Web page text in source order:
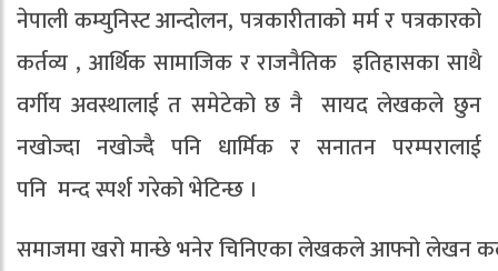
नेपाली कम्युनिस्ट आन्दोलन, पत्रकारीताको मर्म र पत्रकारको
कर्तव्य , आर्थिक सामाजिक र राजनैतिक इतिहासका साथै
वर्गीय अवस्थालाई त समेटेको छ नै सायद लेखकले छुन
नखोज्दा नखोज्दै पनि धार्मिक र सनातन परम्परालाई
पनि मन्द स्पर्श गरेको भेटिन्छ ।
समाजमा खरो मान्छे भनेर चिनिएका लेखकले आफ्नो लेखन